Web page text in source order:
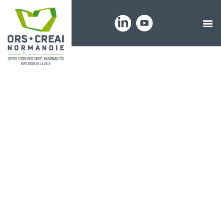
Lettre Info
Panneau de gestion des cookies